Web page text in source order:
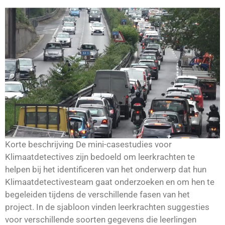
Korte beschrijving De mini-casestudies voor
Klimaatdetectives zijn bedoeld om leerkrachten te
helpen bij het identificeren van het onderwerp dat hun
Klimaatdetectivesteam gaat onderzoeken en om hen te
begeleiden tijdens de verschillende fasen van het
project. In de sjabloon vinden leerkrachten suggesties
voor verschillende soorten gegevens die leerlingen